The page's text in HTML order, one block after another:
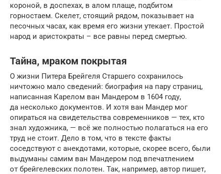
короной, в доспехах, в алом плаще, подбитом
горностаем. Скелет, стоящий рядом, показывает на
песочных часах, как время его жизни утекает. Простой
народ и аристократы – все равны перед смертью.
Тайна, мраком покрытая
О жизни Питера Брейгеля Старшего сохранилось
ничтожно мало сведений: биография на пару страниц,
написанная Карелом ван Мандером в 1604 году,
да несколько документов. И хотя ван Мандер мог
опираться на свидетельства современников — тех, кто
знал художника, — всё же полностью полагаться на его
труд не стоит. Дело в том, что в тексте факты
соседствуют с анекдотами, которые, скорее всего, были
выдуманы самим ван Мандером под впечатлением
от брейгелевских полотен. Так, например, автор пишет,